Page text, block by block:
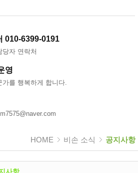
010-6399-0191
당자 연락처
영
가를 행복하게 합니다.
HOME 비손 소식 공지사항